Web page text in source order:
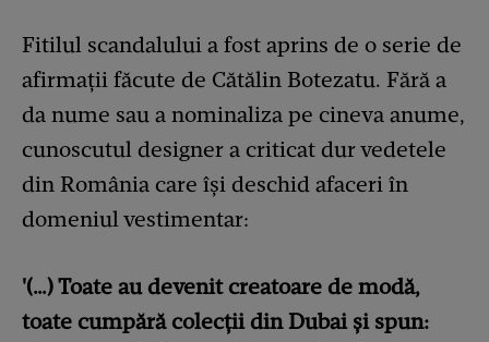
Fitilul scandalului a fost aprins de o serie de
afirmații făcute de Cătălin Botezatu. Fără a
da nume sau a nominaliza pe cineva anume,
cunoscutul designer a criticat dur vedetele
din România care își deschid afaceri în
domeniul vestimentar:
'(…) Toate au devenit creatoare de modă,
toate cumpără colecții din Dubai și spun: